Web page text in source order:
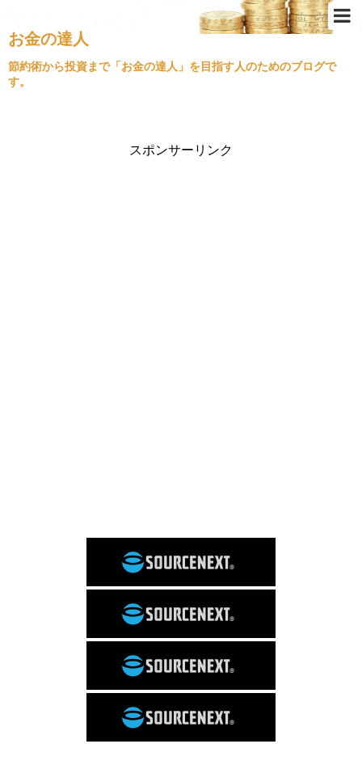
お金の達人
節約術から投資まで「お金の達人」を目指す人のためのブログで
す。
スポンサーリンク
クレジットカード
マニアックな話
イベント